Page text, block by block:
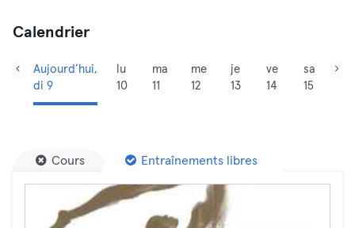
Calendrier
Aujourd’hui,
di 9
lu
10
ma
11
me
12
je
13
ve
14
sa
15
Cours Entraînements libres